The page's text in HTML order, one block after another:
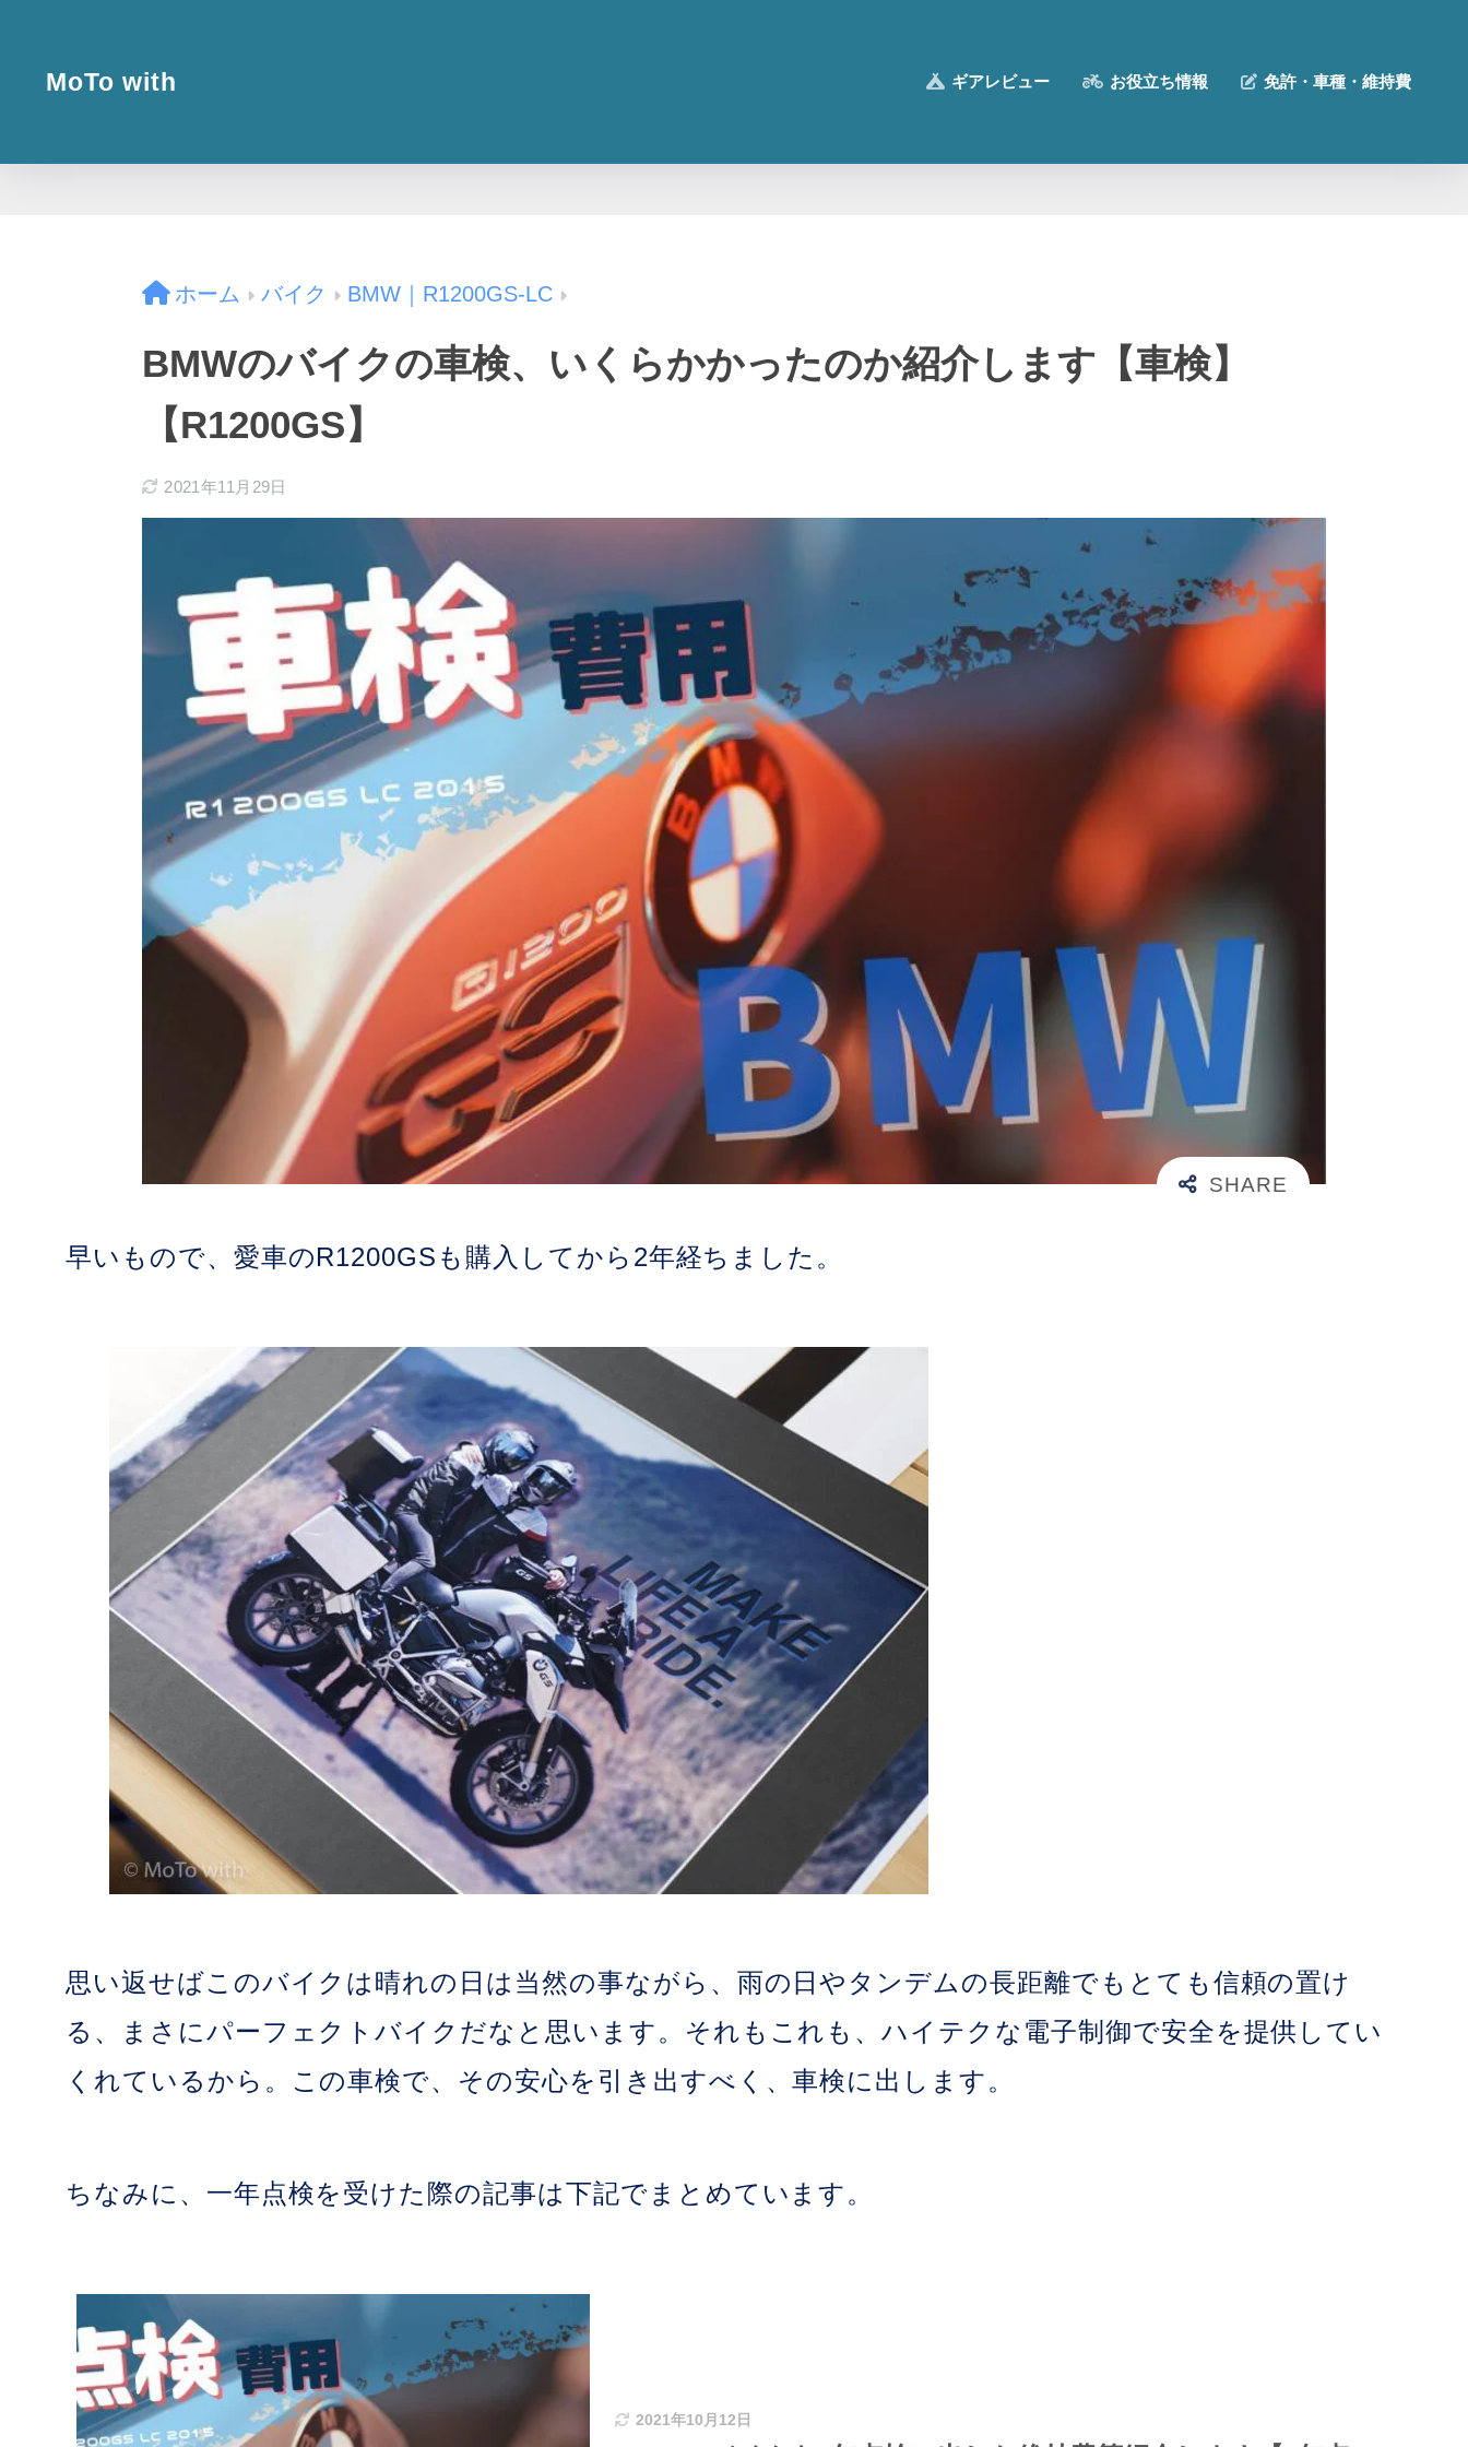
MoTo with ギアレビュー お役立ち情報 免許・車種・維持費
ホーム バイク BMW｜R1200GS-LC
BMWのバイクの車検、いくらかかったのか紹介します【車検】
【R1200GS】
2021年11月29日
早いもので、愛車のR1200GSも購入してから2年経ちました。
思い返せばこのバイクは晴れの日は当然の事ながら、雨の日やタンデムの長距離でもとても信頼の置け
る、まさにパーフェクトバイクだなと思います。それもこれも、ハイテクな電子制御で安全を提供してい
くれているから。この車検で、その安心を引き出すべく、車検に出します。
ちなみに、一年点検を受けた際の記事は下記でまとめています。
2021年10月12日